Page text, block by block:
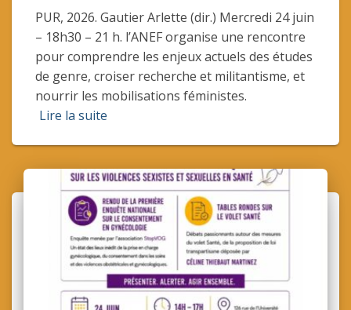
PUR, 2026. Gautier Arlette (dir.) Mercredi 24 juin
– 18h30 – 21 h. l’ANEF organise une rencontre
pour comprendre les enjeux actuels des études
de genre, croiser recherche et militantisme, et
nourrir les mobilisations féministes.
Lire la suite